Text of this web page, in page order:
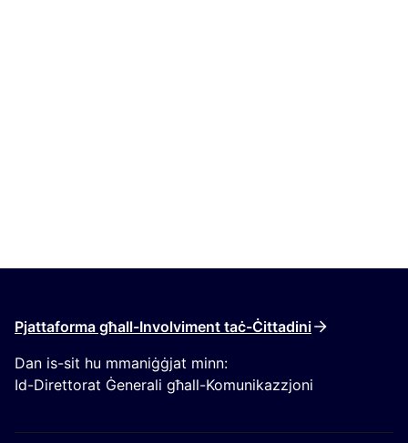
Pjattaforma għall-Involviment taċ-Ċittadini
Dan is-sit hu mmaniġġjat minn:
Id-Direttorat Ġenerali għall-Komunikazzjoni